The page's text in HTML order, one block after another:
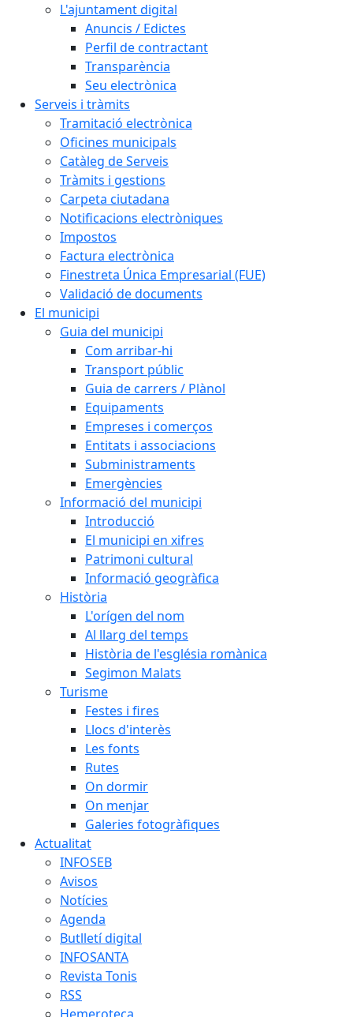
L'ajuntament digital
Anuncis / Edictes
Perfil de contractant
Transparència
Seu electrònica
Serveis i tràmits
Tramitació electrònica
Oficines municipals
Catàleg de Serveis
Tràmits i gestions
Carpeta ciutadana
Notificacions electròniques
Impostos
Factura electrònica
Finestreta Única Empresarial (FUE)
Validació de documents
El municipi
Guia del municipi
Com arribar-hi
Transport públic
Guia de carrers / Plànol
Equipaments
Empreses i comerços
Entitats i associacions
Subministraments
Emergències
Informació del municipi
Introducció
El municipi en xifres
Patrimoni cultural
Informació geogràfica
Història
L'orígen del nom
Al llarg del temps
Història de l'església romànica
Segimon Malats
Turisme
Festes i fires
Llocs d'interès
Les fonts
Rutes
On dormir
On menjar
Galeries fotogràfiques
Actualitat
INFOSEB
Avisos
Notícies
Agenda
Butlletí digital
INFOSANTA
Revista Tonis
RSS